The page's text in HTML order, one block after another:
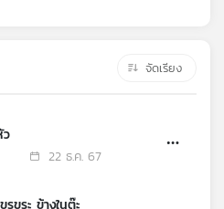
จัดเรียง
22 ธ.ค. 67